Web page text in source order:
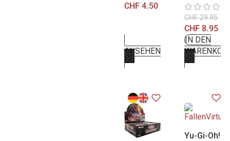
CHF 4.50
ANSEHEN
CHF29.95
CHF 8.95
IN DEN
Yu-Gi-Oh!